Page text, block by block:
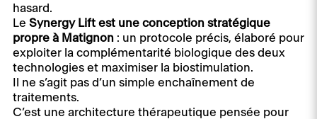
hasard.
Le Synergy Lift est une conception stratégique
propre à Matignon: un protocole précis, élaboré pour
exploiter la complémentarité biologique des deux
technologies et maximiser la biostimulation.
Il ne s’agit pas d’un simple enchaînement de
traitements.
C’est une architecture thérapeutique pensée pour